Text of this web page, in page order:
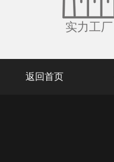
实力工厂
返回首页